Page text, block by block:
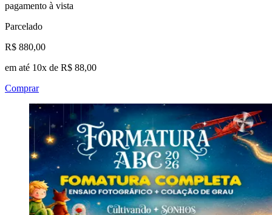
pagamento à vista
Parcelado
R$ 880,00
em até 10x de R$ 88,00
Comprar